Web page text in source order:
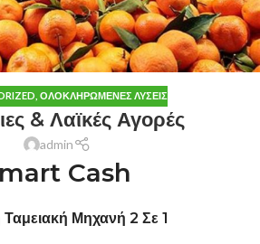
ΟΛΟΚΛΗΡΩΜΈΝΕΣ ΛΎΣΕΙΣ
& Λαϊκές Αγορές
admin
Cash
Μηχανή 2 Σε 1